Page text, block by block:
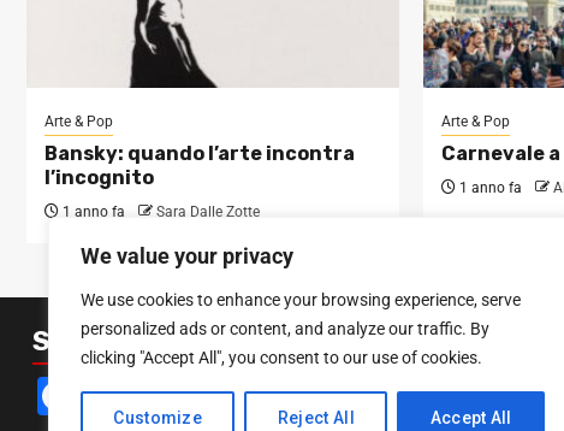
We value your privacy
We use cookies to enhance your browsing experience, serve
personalized ads or content, and analyze our traffic. By
clicking "Accept All", you consent to our use of cookies.
Customize Reject All Accept All
Arte & Pop
Bansky: quando l’arte incontra
l’incognito
1 anno fa Sara Dalle Zotte
Arte & Pop
Carnevale
1 anno fa
SEGUICI SUI SOCIAL
Facebook
Instagram
YouTube